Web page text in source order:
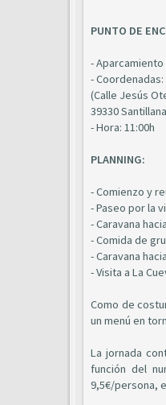
PUNTO DE
- Aparcamiento
- Coordenadas:
(Calle Jesús
39330
- Hora: 11:00h
PLANNING:
- Comienzo y
- Paseo por la
- Caravana
- Comida de
- Caravana
- Visita a La
Como de
un menú en
La jornada
función del
9,5€/persona,